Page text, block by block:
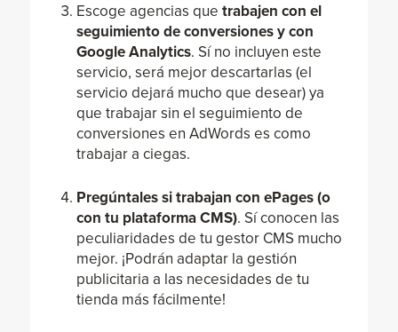
Escoge agencias que trabajen con el
seguimiento de conversiones y con
Google Analytics. Sí no incluyen este
servicio, será mejor descartarlas (el
servicio dejará mucho que desear) ya
que trabajar sin el seguimiento de
conversiones en AdWords es como
trabajar a ciegas.
Pregúntales si trabajan con ePages (o
con tu plataforma CMS). Sí conocen las
peculiaridades de tu gestor CMS mucho
mejor. ¡Podrán adaptar la gestión
publicitaria a las necesidades de tu
tienda más fácilmente!